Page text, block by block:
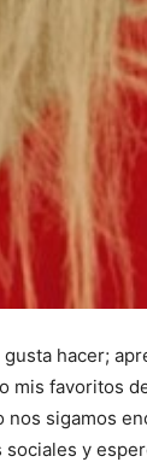
hacer;
mis favoritos
sigamos
y